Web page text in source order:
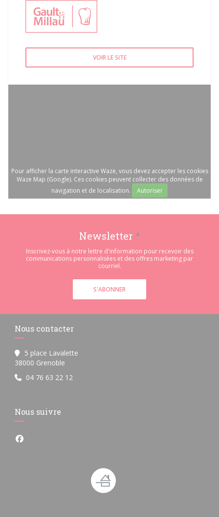
VOIR LE SITE
Pour afficher la carte interactive Waze, vous devez accepter les cookies
Waze Map (Google). Ces cookies peuvent collecter des données de
navigation et de localisation.
Autoriser
Newsletter *
Inscrivez-vous à notre lettre d'information pour recevoir des
communications personnalisées et des offres marketing par
courriel.
S'ABONNER
Nous contacter
5 place Lavalette
38000 Grenoble
04 76 63 22 12
Nous suivre
Facebook ((ouvre une nouvelle fenêtre))